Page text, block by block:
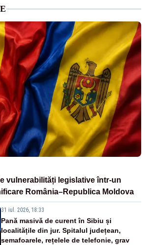
vulnerabilități legislative într-un
România–Republica Moldova
31 iul. 2026, 18:33
Pană masivă de curent în Sibiu și
localitățile din jur. Spitalul județean,
semafoarele, rețelele de telefonie, grav